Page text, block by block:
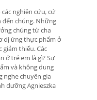
nghiên cứu, cứ
đến chúng. Những
chúng từ cha
dị ứng thực phẩm ở
thiểu. Các
ở trẻ em là gì? Sự
và không dung
nghe chuyên gia
dưỡng Agnieszka